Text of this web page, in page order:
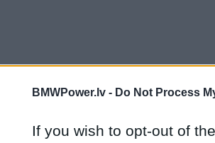
BMWPower.lv - Do Not Process
If you wish to opt-out of